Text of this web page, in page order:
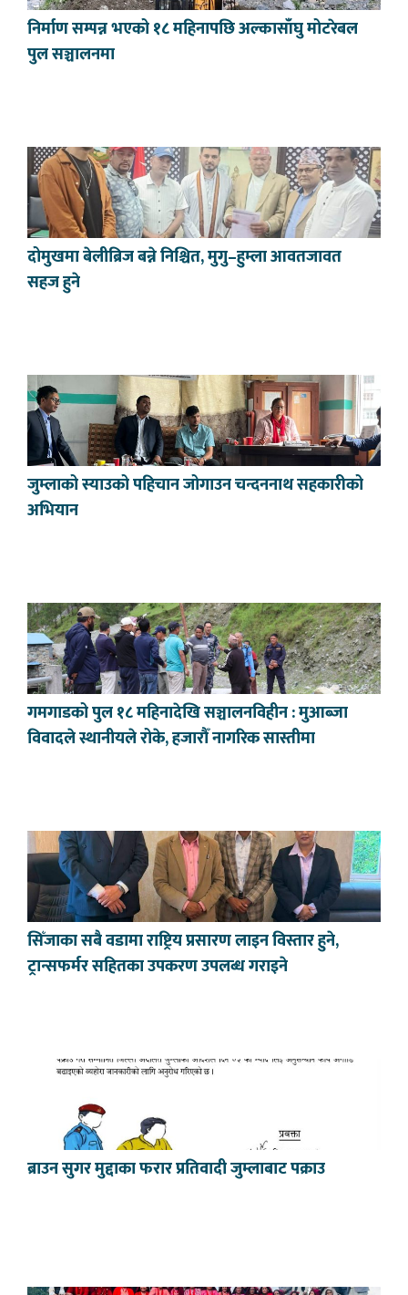
निर्माण सम्पन्न भएको १८ महिनापछि अल्कासाँघु मोटरेबल
पुल सञ्चालनमा
दोमुखमा बेलीब्रिज बन्ने निश्चित, मुगु–हुम्ला आवतजावत
सहज हुने
जुम्लाको स्याउको पहिचान जोगाउन चन्दननाथ सहकारीको
अभियान
गमगाडको पुल १८ महिनादेखि सञ्चालनविहीन : मुआब्जा
विवादले स्थानीयले रोके, हजारौँ नागरिक सास्तीमा
सिँजाका सबै वडामा राष्ट्रिय प्रसारण लाइन विस्तार हुने,
ट्रान्सफर्मर सहितका उपकरण उपलब्ध गराइने
ब्राउन सुगर मुद्दाका फरार प्रतिवादी जुम्लाबाट पक्राउ